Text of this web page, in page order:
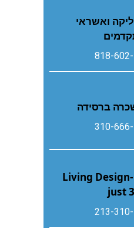
ואשראי
818-
310-
Living
just
213-